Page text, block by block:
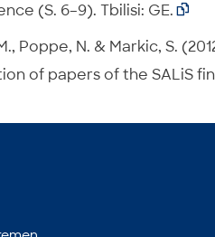
(S. 6–9). Tbilisi: GE. 
Poppe, N. & Markic, S.
of papers of the SALiS